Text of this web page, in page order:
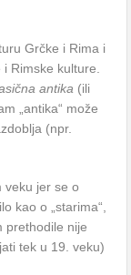
Grčke i Rima i
Rimske kulture.
antika (ili
„antika“ može
(npr.
veku jer se o
kao o „starima“,
prethodile nije
tek u 19. veku)